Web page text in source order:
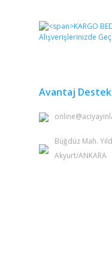
Görüş ve
Bu
Avantaj Destek
Büğdüz Mah.
Akyurt/ANKARA